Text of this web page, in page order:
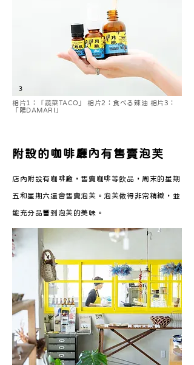
3
相片1：「蔬菜TACO」 相片2：食べる辣油 相片3：
「陽DAMARI」
附設的咖啡廳內有售賣泡芙
店內附設有咖啡廳，售賣咖啡等飲品，周末的星期
五和星期六還會售賣泡芙。泡芙做得非常精緻，並
能充分品嘗到泡芙的美味。
1